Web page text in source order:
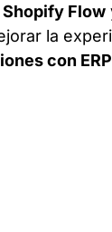
Shopify Flow
la
con ERP